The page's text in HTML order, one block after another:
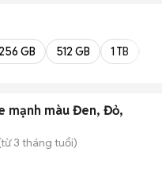
GB 512 GB 1 TB
mạnh màu Đen, Đỏ,
3 tháng tuổi)